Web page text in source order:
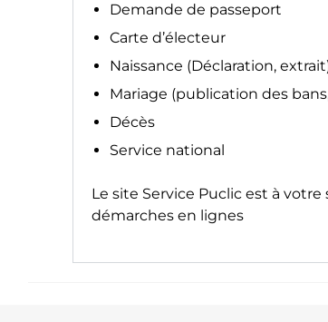
Demande de passeport
Carte d’électeur
Naissance (Déclaration,
Mariage (publication des
Décès
Service national
Le site Service Puclic est à votre
démarches en lignes